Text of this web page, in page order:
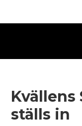
Kvällens
ställs in